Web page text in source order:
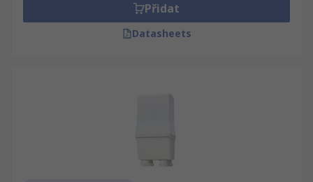
Přidat
Datasheets